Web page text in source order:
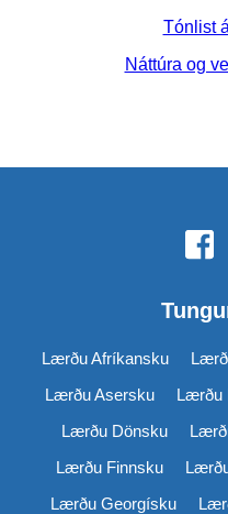
Tónlist
Náttúra og
Lærðu Afríkansku
Lærðu Asersku
Lærðu
Lærðu Dönsku
Lærðu Finnsku
Lærðu Georgísku